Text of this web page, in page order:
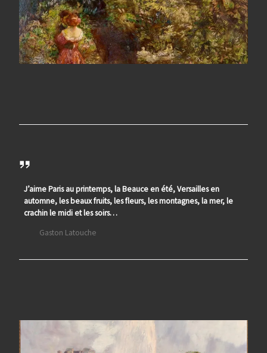
J’aime Paris au printemps, la Beauce en été, Versailles en
automne, les beaux fruits, les fleurs, les montagnes, la mer, le
crachin le midi et les soirs…
Gaston Latouche